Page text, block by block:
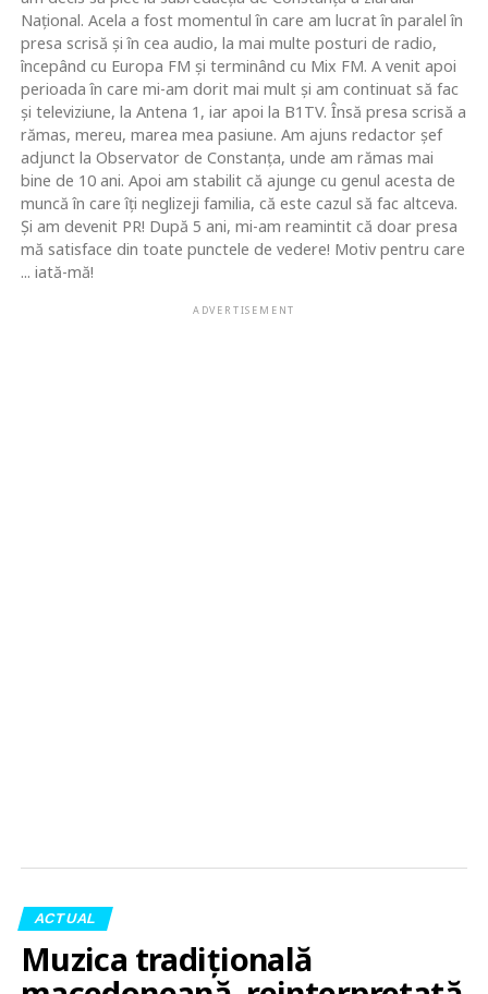
Naţional. Acela a fost momentul în care am lucrat în paralel în
presa scrisă şi în cea audio, la mai multe posturi de radio,
începând cu Europa FM şi terminând cu Mix FM. A venit apoi
perioada în care mi-am dorit mai mult şi am continuat să fac
şi televiziune, la Antena 1, iar apoi la B1TV. Însă presa scrisă a
rămas, mereu, marea mea pasiune. Am ajuns redactor şef
adjunct la Observator de Constanţa, unde am rămas mai
bine de 10 ani. Apoi am stabilit că ajunge cu genul acesta de
muncă în care îţi neglizeji familia, că este cazul să fac altceva.
Şi am devenit PR! După 5 ani, mi-am reamintit că doar presa
mă satisface din toate punctele de vedere! Motiv pentru care
... iată-mă!
ADVERTISEMENT
ACTUAL
Muzica tradițională